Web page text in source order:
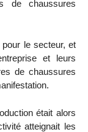
de chaussures
le secteur, et
et leurs
de chaussures
était alors
atteignait les